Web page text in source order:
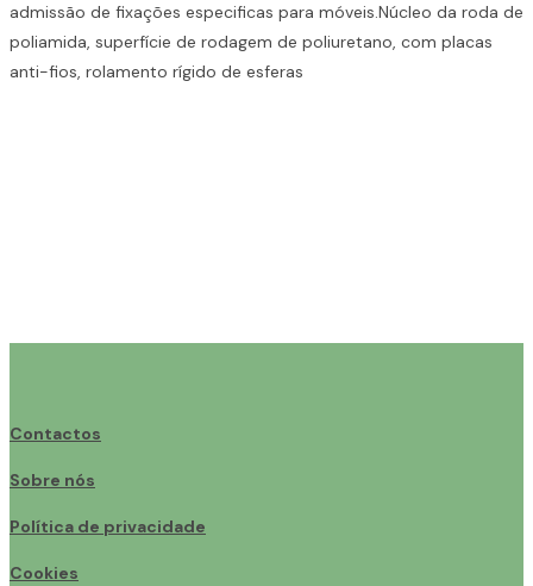
admissão de fixações especificas para móveis.Núcleo da roda de
poliamida, superfície de rodagem de poliuretano, com placas
anti-fios, rolamento rígido de esferas
Contactos
Sobre nós
Política de privacidade
Cookies